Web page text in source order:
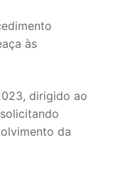
às
dirigido ao
da